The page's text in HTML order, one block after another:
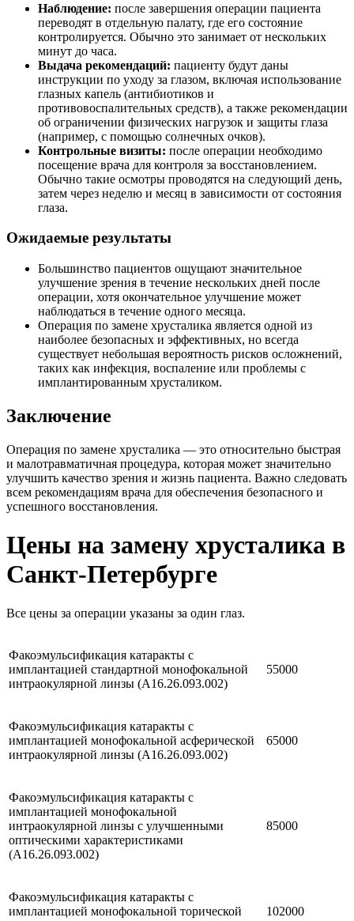
Наблюдение: после завершения операции пациента
переводят в отдельную палату, где его состояние
контролируется. Обычно это занимает от нескольких
минут до часа.
Выдача рекомендаций: пациенту будут даны
инструкции по уходу за глазом, включая использование
глазных капель (антибиотиков и
противовоспалительных средств), а также рекомендации
об ограничении физических нагрузок и защиты глаза
(например, с помощью солнечных очков).
Контрольные визиты: после операции необходимо
посещение врача для контроля за восстановлением.
Обычно такие осмотры проводятся на следующий день,
затем через неделю и месяц в зависимости от состояния
глаза.
Ожидаемые результаты
Большинство пациентов ощущают значительное
улучшение зрения в течение нескольких дней после
операции, хотя окончательное улучшение может
наблюдаться в течение одного месяца.
Операция по замене хрусталика является одной из
наиболее безопасных и эффективных, но всегда
существует небольшая вероятность рисков осложнений,
таких как инфекция, воспаление или проблемы с
имплантированным хрусталиком.
Заключение
Операция по замене хрусталика — это относительно быстрая
и малотравматичная процедура, которая может значительно
улучшить качество зрения и жизнь пациента. Важно следовать
всем рекомендациям врача для обеспечения безопасного и
успешного восстановления.
Цены на замену хрусталика в
Санкт-Петербурге
Все цены за операции указаны за один глаз.
Факоэмульсификация катаракты с
имплантацией стандартной монофокальной
интраокулярной линзы (A16.26.093.002)
55000
Факоэмульсификация катаракты с
имплантацией монофокальной асферической
интраокулярной линзы (A16.26.093.002)
65000
Факоэмульсификация катаракты с
имплантацией монофокальной
интраокулярной линзы с улучшенными
оптическими характеристиками
(A16.26.093.002)
85000
Факоэмульсификация катаракты с
имплантацией монофокальной торической
102000